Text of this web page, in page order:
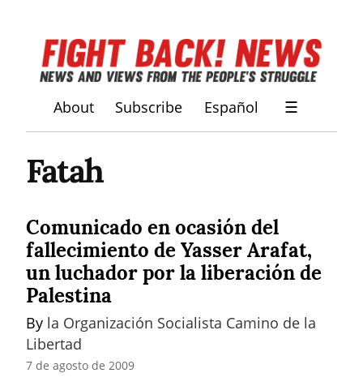
About Subscribe Español ☰
Fatah
Comunicado en ocasión del
fallecimiento de Yasser Arafat,
un luchador por la liberación de
Palestina
By la Organización Socialista Camino de la
Libertad
7 de agosto de 2009